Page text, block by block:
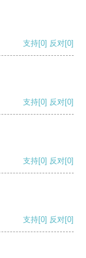
支持[0] 反对[0]
支持[0] 反对[0]
支持[0] 反对[0]
支持[0] 反对[0]